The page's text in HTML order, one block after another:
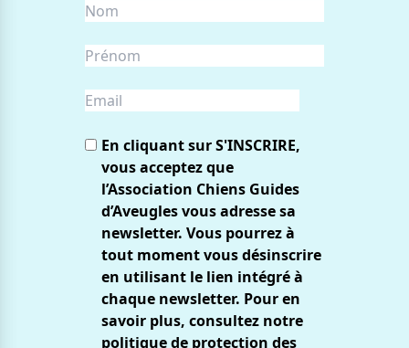
En cliquant sur S'INSCRIRE,
vous acceptez que
l’Association Chiens Guides
d’Aveugles vous adresse sa
newsletter. Vous pourrez à
tout moment vous désinscrire
en utilisant le lien intégré à
chaque newsletter. Pour en
savoir plus, consultez notre
politique de protection des